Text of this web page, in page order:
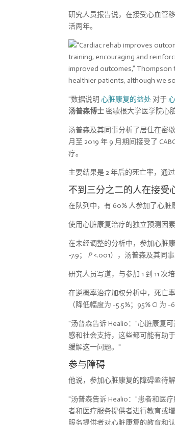
研究人员报告说，在接受心血管
活两年。
"数据说明心脏康复的益处 对于
汤普森博士 密歇根大学医学院心
汤普森及其同事分析了居住在密
月至 2019 年 9 月期间接受了
疗。
主要结果是 2 年后的死亡率，通
不到三分之二的人在接受
在队列中，有 60% 人参加了心脏
使用心脏康复治疗的独立预测因
在未经调整的分析中，参加心脏
-7.9； P<.001），汤普森及其同事
研究人员写道，与参加 1 到 11 次
在逆概率治疗加权分析中，死亡
（降低幅度为 -5.5%；95% CI 为 -
"汤普森告诉 Healio："心脏康复
感和社会支持，这些都可能有助
缓解这一问题。"
参与障碍
他说，参加心脏康复的障碍亟待解
"汤普森告诉 Healio："患者和医
者和医疗服务提供者进行教育或
服务提供者对心脏康复的教育和